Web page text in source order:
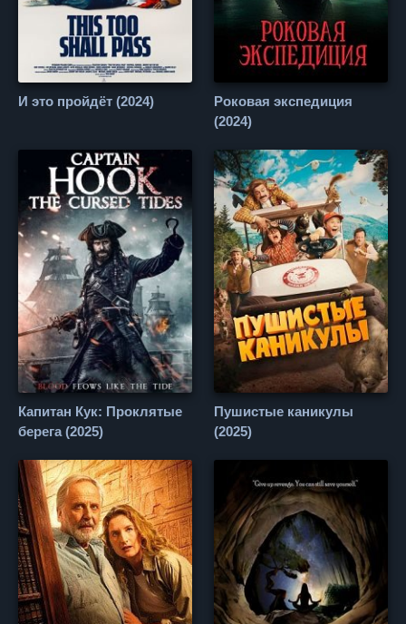
И это пройдёт (2024)
Роковая экспедиция
(2024)
Капитан Кук: Проклятые
берега (2025)
Пушистые каникулы
(2025)